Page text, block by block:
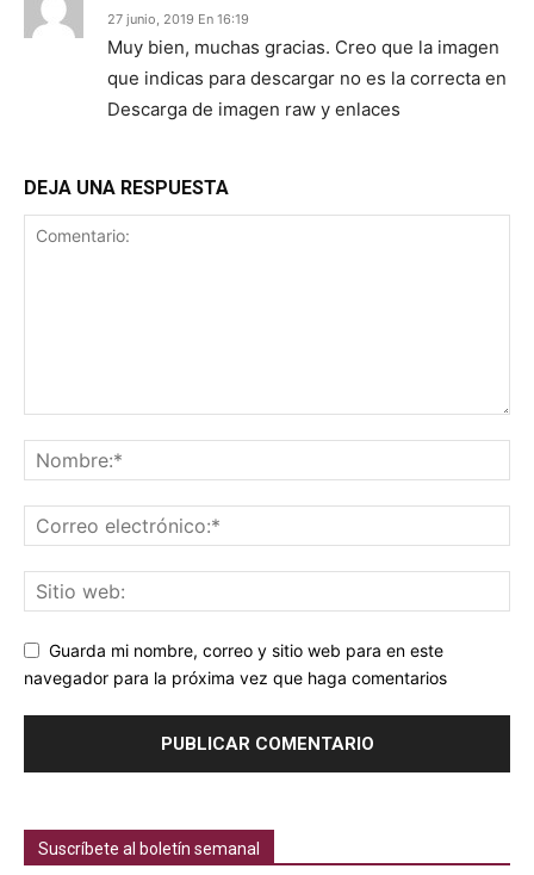
27 junio, 2019 En 16:19
Muy bien, muchas gracias. Creo que la imagen
que indicas para descargar no es la correcta en
Descarga de imagen raw y enlaces
DEJA UNA RESPUESTA
Guarda mi nombre, correo y sitio web para en este
navegador para la próxima vez que haga comentarios
Suscríbete al boletín semanal